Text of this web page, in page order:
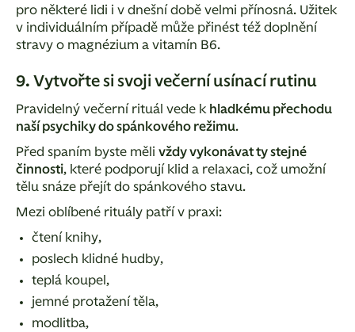
pro některé lidi i v dnešní době velmi přínosná. Užitek
v individuálním případě může přinést též doplnění
stravy o magnézium a vitamín B6.
9. Vytvořte si svoji večerní usínací rutinu
Pravidelný večerní rituál vede k hladkému přechodu
naší psychiky do spánkového režimu.
Před spaním byste měli vždy vykonávat ty stejné
činnosti, které podporují klid a relaxaci, což umožní
tělu snáze přejít do spánkového stavu.
Mezi oblíbené rituály patří v praxi:
čtení knihy,
poslech klidné hudby,
teplá koupel,
jemné protažení těla,
modlitba,